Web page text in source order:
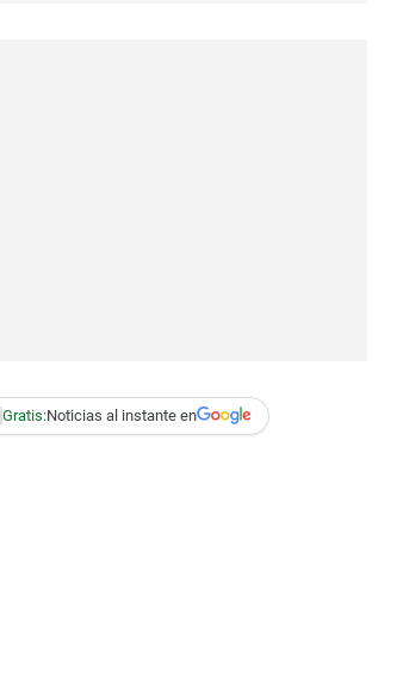
Gratis:Noticias al instante en